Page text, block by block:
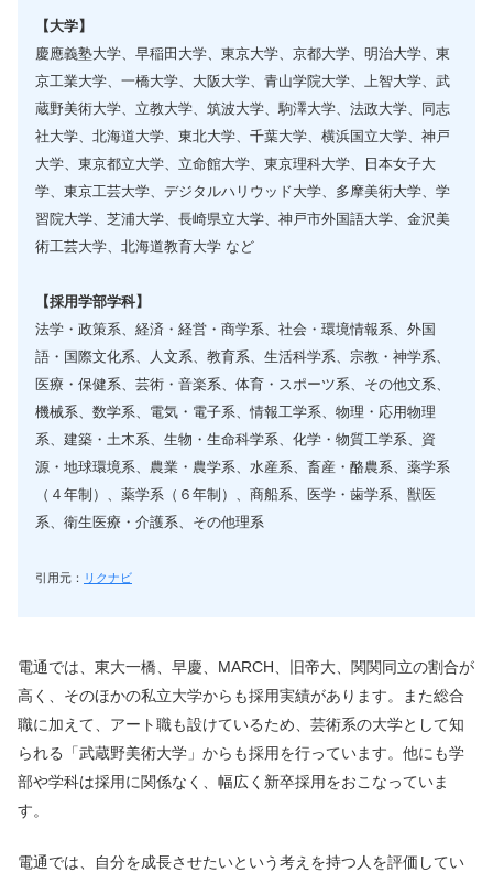
【大学】
慶應義塾大学、早稲田大学、東京大学、京都大学、明治大学、東
京工業大学、一橋大学、大阪大学、青山学院大学、上智大学、武
蔵野美術大学、立教大学、筑波大学、駒澤大学、法政大学、同志
社大学、北海道大学、東北大学、千葉大学、横浜国立大学、神戸
大学、東京都立大学、立命館大学、東京理科大学、日本女子大
学、東京工芸大学、デジタルハリウッド大学、多摩美術大学、学
習院大学、芝浦大学、長崎県立大学、神戸市外国語大学、金沢美
術工芸大学、北海道教育大学 など
【採用学部学科】
法学・政策系、経済・経営・商学系、社会・環境情報系、外国
語・国際文化系、人文系、教育系、生活科学系、宗教・神学系、
医療・保健系、芸術・音楽系、体育・スポーツ系、その他文系、
機械系、数学系、電気・電子系、情報工学系、物理・応用物理
系、建築・土木系、生物・生命科学系、化学・物質工学系、資
源・地球環境系、農業・農学系、水産系、畜産・酪農系、薬学系
（４年制）、薬学系（６年制）、商船系、医学・歯学系、獣医
系、衛生医療・介護系、その他理系
引用元： リクナビ
電通では、東大一橋、早慶、MARCH、旧帝大、関関同立の割合が
高く、そのほかの私立大学からも採用実績があります。また総合
職に加えて、アート職も設けているため、芸術系の大学として知
られる「武蔵野美術大学」からも採用を行っています。他にも学
部や学科は採用に関係なく、幅広く新卒採用をおこなっていま
す。
電通では、自分を成長させたいという考えを持つ人を評価してい